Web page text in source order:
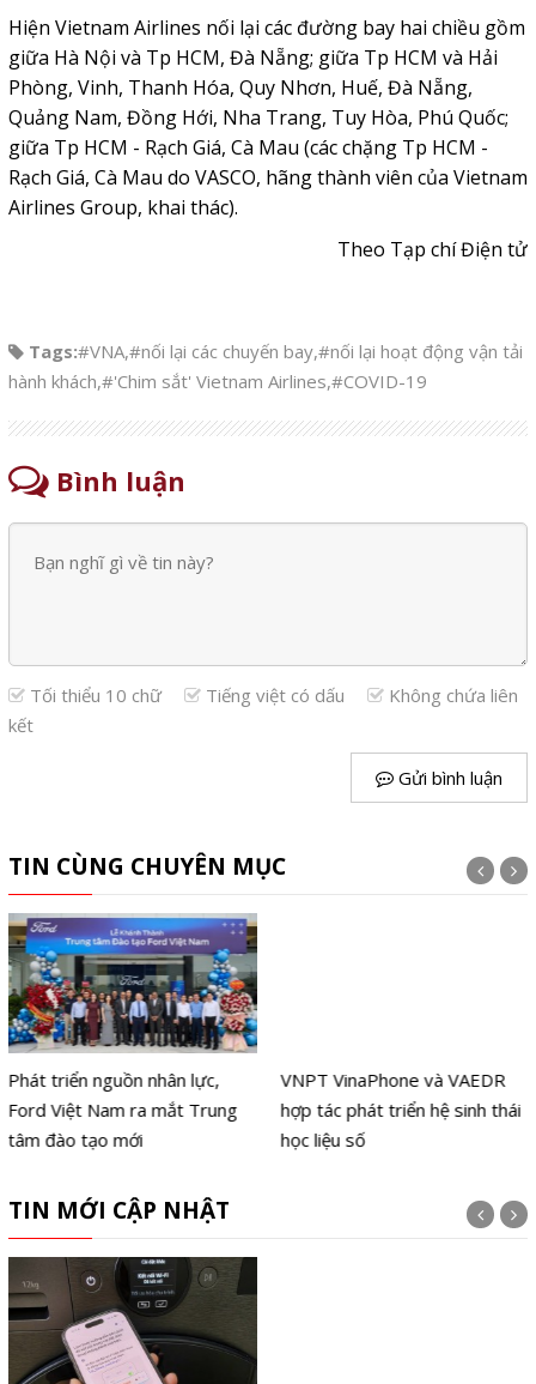
Hiện Vietnam Airlines nối lại các đường bay hai chiều gồm
giữa Hà Nội và Tp HCM, Đà Nẵng; giữa Tp HCM và Hải
Phòng, Vinh, Thanh Hóa, Quy Nhơn, Huế, Đà Nẵng,
Quảng Nam, Đồng Hới, Nha Trang, Tuy Hòa, Phú Quốc;
giữa Tp HCM - Rạch Giá, Cà Mau (các chặng Tp HCM -
Rạch Giá, Cà Mau do VASCO, hãng thành viên của Vietnam
Airlines Group, khai thác).
Theo Tạp chí Điện tử
Tags:#VNA,#nối lại các chuyến bay,#nối lại hoạt động vận tải
hành khách,#'Chim sắt' Vietnam Airlines,#COVID-19
Bình luận
Tối thiểu 10 chữ Tiếng việt có dấu
Không chứa liên
kết
Gửi bình luận
TIN CÙNG CHUYÊN MỤC
Phát triển nguồn nhân lực,
Ford Việt Nam ra mắt Trung
tâm đào tạo mới
VNPT VinaPhone và VAEDR
hợp tác phát triển hệ sinh thái
học liệu số
TIN MỚI CẬP NHẬT